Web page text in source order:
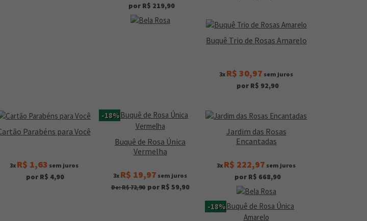
por R$ 219,90
Buquê Trio de Rosas Amarelo
3x R$ 30,97 sem juros
por R$ 92,90
Parabéns para Você
3x R$ 1,63 sem juros
por R$ 4,90
-18%
Buquê de Rosa Única
Vermelha
3x R$ 19,97 sem juros
De: R$ 72,90 por R$ 59,90
Jardim das Rosas
Encantadas
3x R$ 222,97 sem juros
por R$ 668,90
-18%